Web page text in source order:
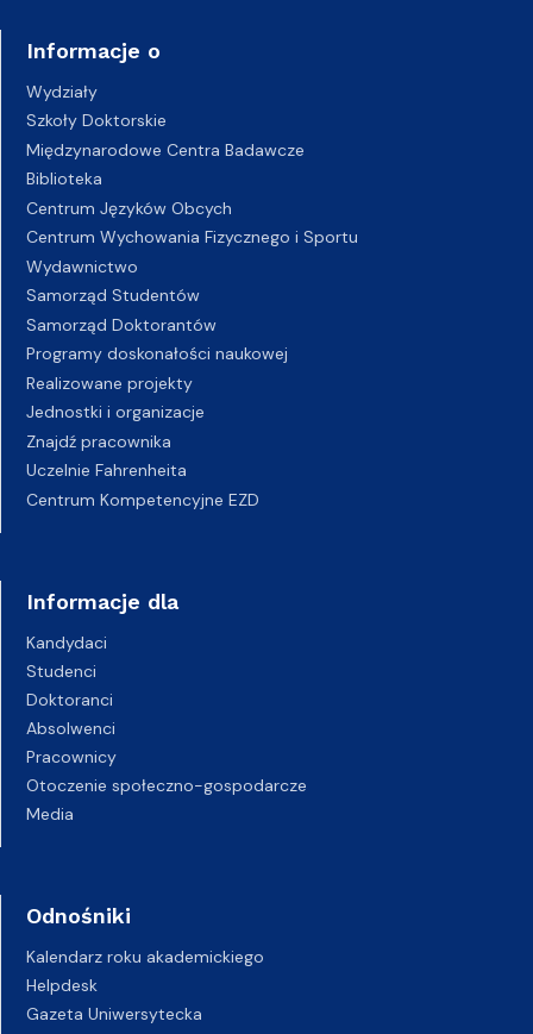
Informacje o
Wydziały
Szkoły Doktorskie
Międzynarodowe Centra Badawcze
Biblioteka
Centrum Języków Obcych
Centrum Wychowania Fizycznego i Sportu
Wydawnictwo
Samorząd Studentów
Samorząd Doktorantów
Programy doskonałości naukowej
Realizowane projekty
Jednostki i organizacje
Znajdź pracownika
Uczelnie Fahrenheita
Centrum Kompetencyjne EZD
Informacje dla
Kandydaci
Studenci
Doktoranci
Absolwenci
Pracownicy
Otoczenie społeczno-gospodarcze
Media
Odnośniki
Kalendarz roku akademickiego
Helpdesk
Gazeta Uniwersytecka